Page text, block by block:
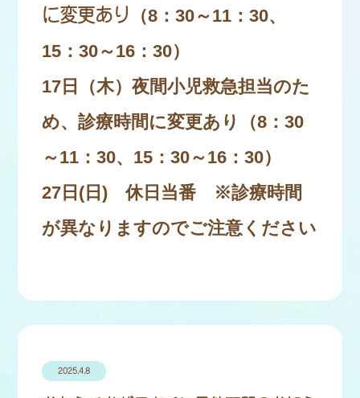
に変更あり
（8：30～11：30、
15：30～16：30）
17日（木）夜間小児救急担当のた
め、診療時間に変更あり（8：30
～11：30、15：30～16：30）
27日(日) 休日当番 ※診療時間
が異なりますのでご注意ください
2025.4.8